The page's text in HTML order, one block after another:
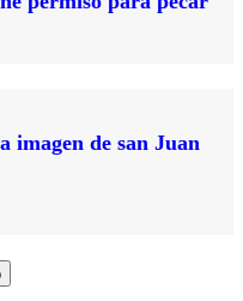
imagen de san Juan